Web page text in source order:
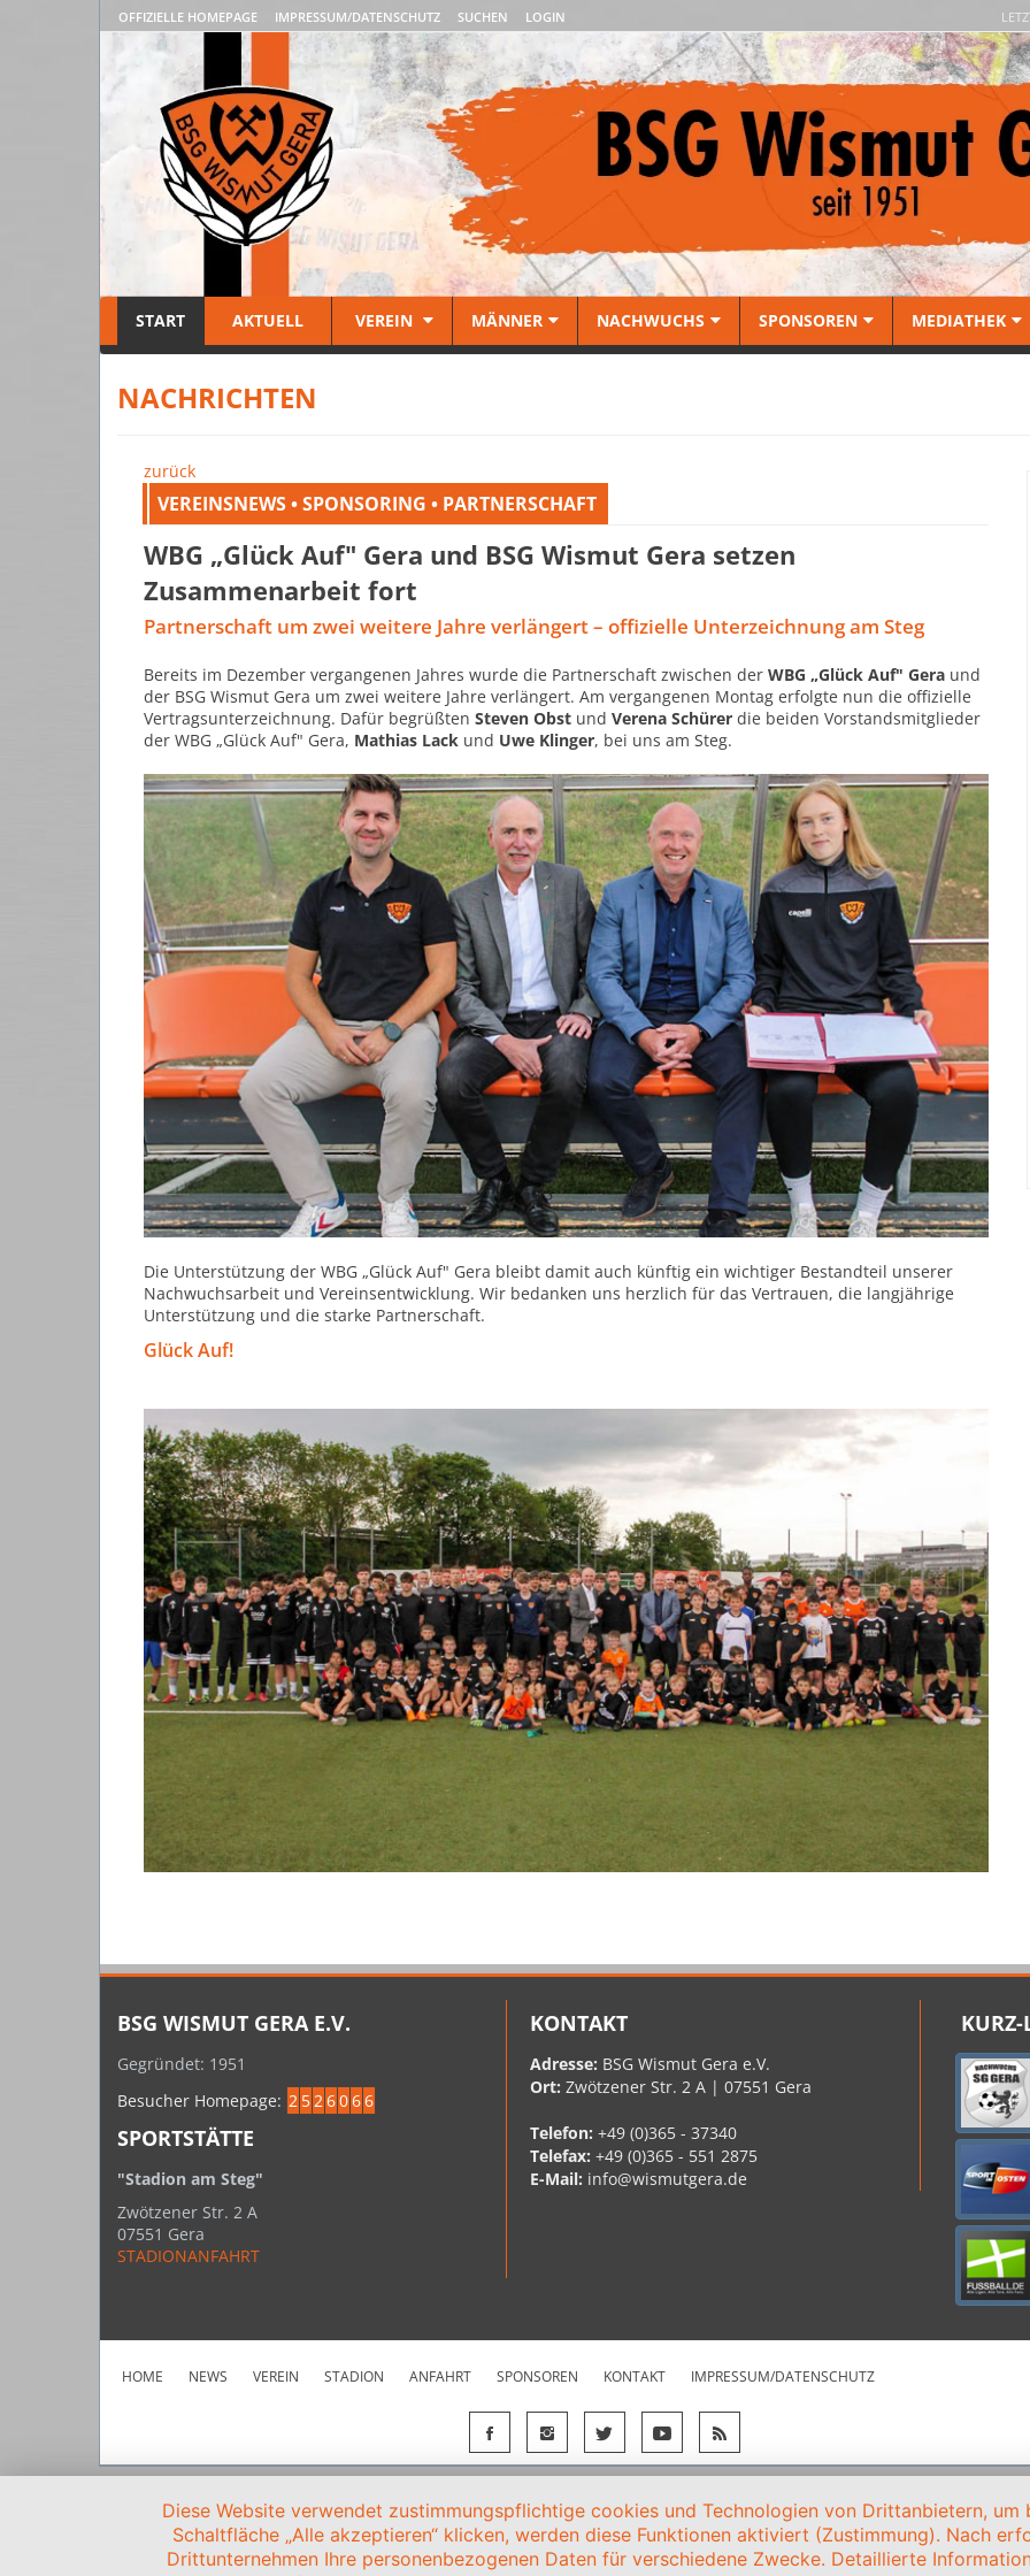
OFFIZIELLE HOMEPAGE IMPRESSUM/DATENSCHUTZ SUCHEN LOGIN
START AKTUELL VEREIN MÄNNER NACHWUCHS SPONSOREN MEDIATHEK
NACHRICHTEN
zurück
VEREINSNEWS • SPONSORING • PARTNERSCHAFT
WBG „Glück Auf" Gera und BSG Wismut Gera setzen
Zusammenarbeit fort
Partnerschaft um zwei weitere Jahre verlängert – offizielle Unterzeichnung am Steg
Bereits im Dezember vergangenen Jahres wurde die Partnerschaft zwischen der WBG „Glück Auf" Geraund
der BSG Wismut Gera um zwei weitere Jahre verlängert. Am vergangenen Montag erfolgte nun die offizielle
Vertragsunterzeichnung. Dafür begrüßten Steven Obstund Verena Schürerdie beiden Vorstandsmitglieder
der WBG „Glück Auf" Gera, Mathias Lackund Uwe Klinger, bei uns am Steg.
Die Unterstützung der WBG „Glück Auf" Gera bleibt damit auch künftig ein wichtiger Bestandteil unserer
Nachwuchsarbeit und Vereinsentwicklung. Wir bedanken uns herzlich für das Vertrauen, die langjährige
Unterstützung und die starke Partnerschaft.
Glück Auf!
BSG WISMUT GERA E.V.
Gegründet: 1951
Besucher Homepage: 2 526066
SPORTSTÄTTE
"Stadion am Steg"
Zwötzener Str. 2 A
07551 Gera
STADIONANFAHRT
KONTAKT
Adresse: BSG Wismut Gera e.V.
Ort:Zwötzener Str. 2 A | 07551 Gera
Telefon:+49 (0)365 - 37340
Telefax:+49 (0)365 - 551 2875
E-Mail: info@wismutgera.de
HOME NEWS VEREIN STADION ANFAHRT SPONSOREN KONTAKT IMPRESSUM/DATENSCHUTZ
Diese Website verwendet zustimmungspflichtige cookies und Technologien von Drittanbietern,
Schaltfläche „Alle akzeptieren“ klicken, werden diese Funktionen aktiviert (Zustimmung). Nach
Drittunternehmen Ihre personenbezogenen Daten für verschiedene Zwecke. Detaillierte